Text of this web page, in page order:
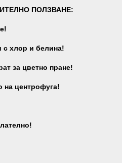
ПОЛЗВАНЕ:
с хлор и белина!
за цветно пране!
на центрофуга!